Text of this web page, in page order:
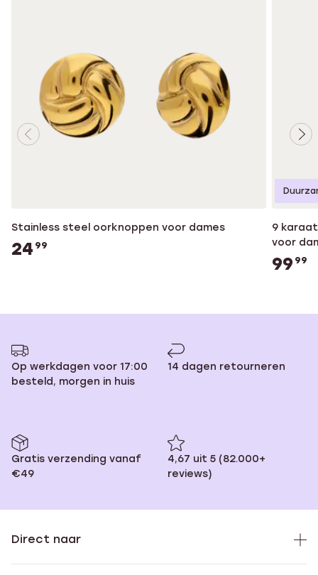
Stainless steel oorknoppen voor dames
24 99
9
voor
99 99
Op werkdagen voor 17:00
besteld, morgen in huis
14 dagen retourneren
Gratis verzending vanaf
€49
4,67 uit 5 (82.000+
reviews)
Direct naar